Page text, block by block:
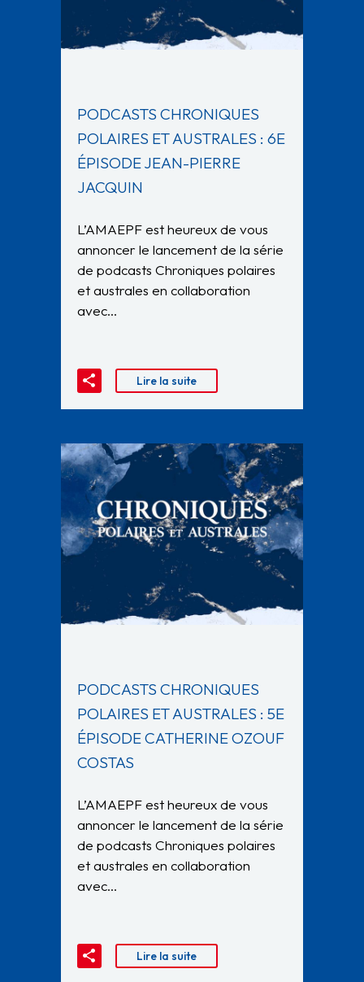
PODCASTS CHRONIQUES
POLAIRES ET AUSTRALES : 6E
ÉPISODE JEAN-PIERRE
JACQUIN
L’AMAEPF est heureux de vous
annoncer le lancement de la série
de podcasts Chroniques polaires
et australes en collaboration
avec…
Lire la suite
PODCASTS CHRONIQUES
POLAIRES ET AUSTRALES : 5E
ÉPISODE CATHERINE OZOUF
COSTAS
L’AMAEPF est heureux de vous
annoncer le lancement de la série
de podcasts Chroniques polaires
et australes en collaboration
avec…
Lire la suite